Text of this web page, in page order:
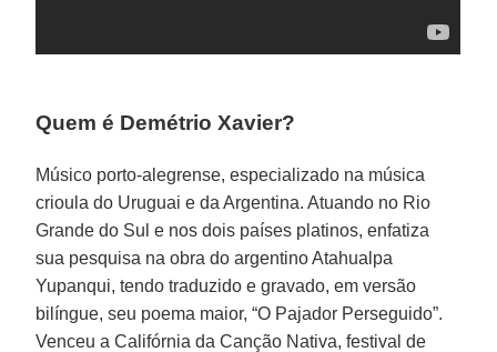
Quem é Demétrio Xavier?
Músico porto-alegrense, especializado na música
crioula do Uruguai e da Argentina. Atuando no Rio
Grande do Sul e nos dois países platinos, enfatiza
sua pesquisa na obra do argentino Atahualpa
Yupanqui, tendo traduzido e gravado, em versão
bilíngue, seu poema maior, “O Pajador Perseguido”.
Venceu a Califórnia da Canção Nativa, festival de